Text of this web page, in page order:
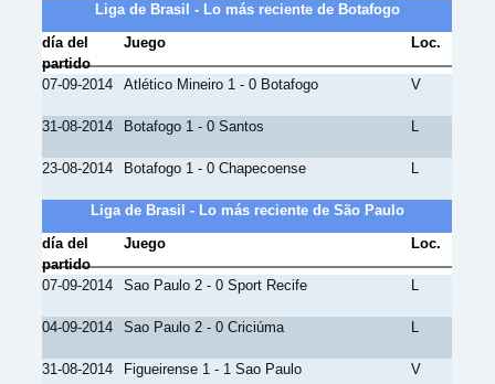
Liga de Brasil - Lo más reciente de Botafogo
día del
partido
Juego Loc.
07-09-2014 Atlético Mineiro 1 - 0 Botafogo V
31-08-2014 Botafogo 1 - 0 Santos L
23-08-2014 Botafogo 1 - 0 Chapecoense L
Liga de Brasil - Lo más reciente de São Paulo
día del
partido
Juego Loc.
07-09-2014 Sao Paulo 2 - 0 Sport Recife L
04-09-2014 Sao Paulo 2 - 0 Criciúma L
31-08-2014 Figueirense 1 - 1 Sao Paulo V